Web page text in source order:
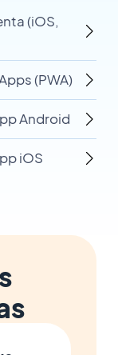
(iOS,
(PWA)
Android
iOS